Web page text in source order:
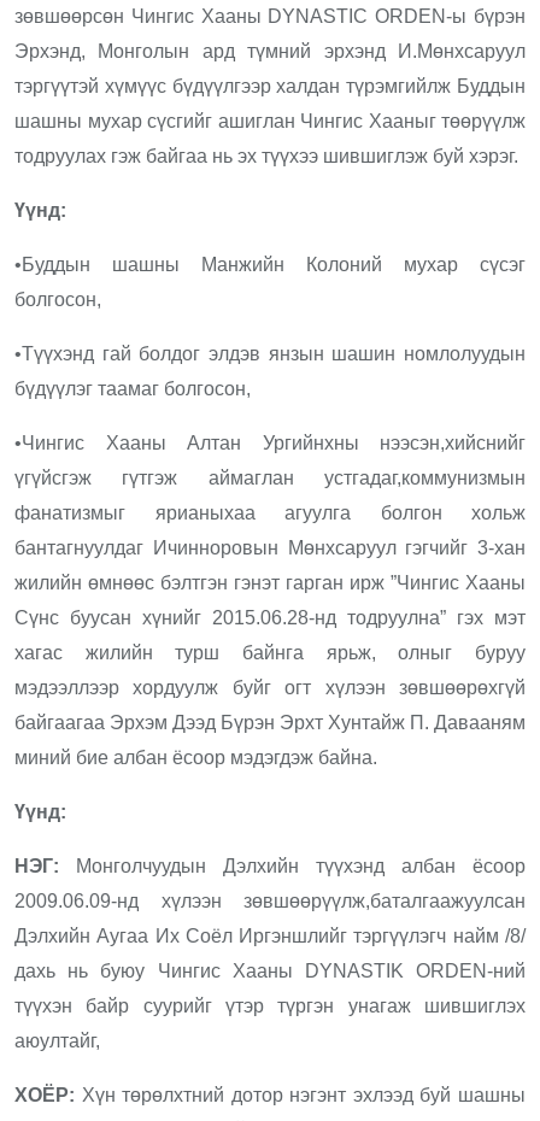
зөвшөөрсөн Чингис Хааны DYNASTIC ORDEN-ы бүрэн
Эрхэнд, Монголын ард түмний эрхэнд И.Мөнхсаруул
тэргүүтэй хүмүүс бүдүүлгээр халдан түрэмгийлж Буддын
шашны мухар сүсгийг ашиглан Чингис Хааныг төөрүүлж
тодруулах гэж байгаа нь эх түүхээ шившиглэж буй хэрэг.
Үүнд:
•Буддын шашны Манжийн Колоний мухар сүсэг
болгосон,
•Түүхэнд гай болдог элдэв янзын шашин номлолуудын
бүдүүлэг таамаг болгосон,
•Чингис Хааны Алтан Ургийнхны нээсэн,хийснийг
үгүйсгэж гүтгэж аймаглан устгадаг,коммунизмын
фанатизмыг ярианыхаа агуулга болгон хольж
бантагнуулдаг Ичинноровын Мөнхсаруул гэгчийг 3-хан
жилийн өмнөөс бэлтгэн гэнэт гарган ирж ”Чингис Хааны
Сүнс буусан хүнийг 2015.06.28-нд тодруулна” гэх мэт
хагас жилийн турш байнга ярьж, олныг буруу
мэдээллээр хордуулж буйг огт хүлээн зөвшөөрөхгүй
байгаагаа Эрхэм Дээд Бүрэн Эрхт Хунтайж П. Давааням
миний бие албан ёсоор мэдэгдэж байна.
Үүнд:
НЭГ: Монголчуудын Дэлхийн түүхэнд албан ёсоор
2009.06.09-нд хүлээн зөвшөөрүүлж,баталгаажуулсан
Дэлхийн Аугаа Их Соёл Иргэншлийг тэргүүлэгч найм /8/
дахь нь буюу Чингис Хааны DYNASTIK ORDEN-ний
түүхэн байр суурийг үтэр түргэн унагаж шившиглэх
аюултайг,
ХОЁР: Хүн төрөлхтний дотор нэгэнт эхлээд буй шашны